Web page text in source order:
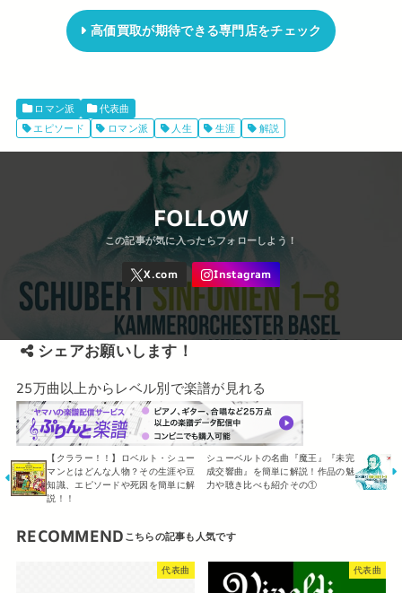
高価買取が期待できる専門店をチェック
ロマン派
代表曲
エピソード
ロマン派 人生 生涯 解説
FOLLOW
シェアお願いします！
25万曲以上からレベル別で楽譜が見れる
【クララー！！】ロベルト・シュー
マンとはどんな人物？その生涯や豆
知識、エピソードや死因を簡単に解
説！！
シューベルトの名曲『魔王』『未完
成交響曲』を簡単に解説！作品の魅
力や聴き比べも紹介その①
RECOMMEND
代表曲 代表曲